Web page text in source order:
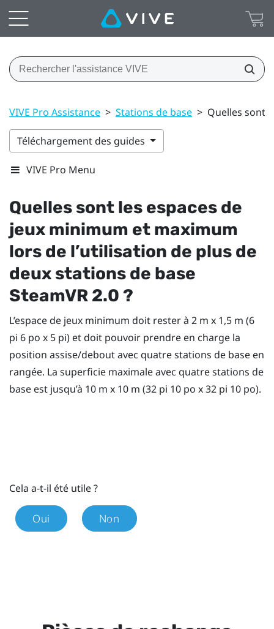
VIVE Pro Assistance > Stations de base > Quelles sont
Téléchargement des guides
VIVE Pro Menu
Quelles sont les espaces de
jeux minimum et maximum
lors de l’utilisation de plus de
deux stations de base
SteamVR 2.0 ?
L’espace de jeux minimum doit rester à 2 m x 1,5 m (6
pi 6 po x 5 pi) et doit pouvoir prendre en charge la
position assise/debout avec quatre stations de base en
rangée. La superficie maximale avec quatre stations de
base est jusqu’à 10 m x 10 m (32 pi 10 po x 32 pi 10 po).
Cela a-t-il été utile ?
Oui Non